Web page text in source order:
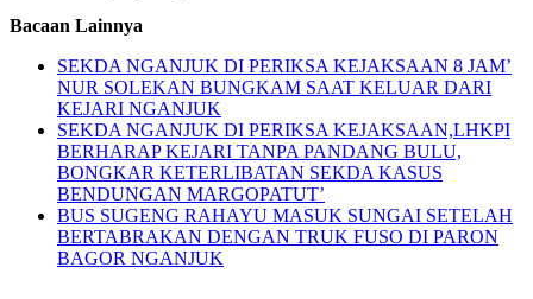
Bacaan Lainnya
SEKDA NGANJUK DI PERIKSA KEJAKSAAN 8 JAM’
NUR SOLEKAN BUNGKAM SAAT KELUAR DARI
KEJARI NGANJUK
SEKDA NGANJUK DI PERIKSA KEJAKSAAN,LHKPI
BERHARAP KEJARI TANPA PANDANG BULU,
BONGKAR KETERLIBATAN SEKDA KASUS
BENDUNGAN MARGOPATUT’
BUS SUGENG RAHAYU MASUK SUNGAI SETELAH
BERTABRAKAN DENGAN TRUK FUSO DI PARON
BAGOR NGANJUK